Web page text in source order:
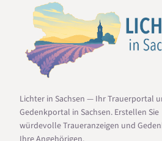
Lichter in Sachsen — Ihr Trauerportal
Gedenkportal in Sachsen. Erstellen Sie
würdevolle Traueranzeigen und